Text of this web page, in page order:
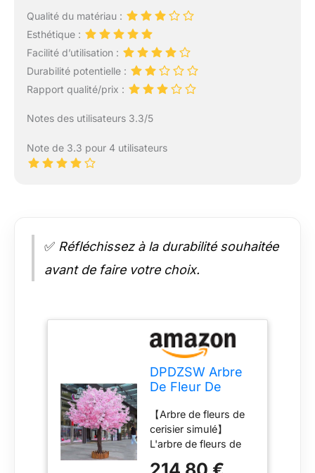
Qualité du matériau :
Esthétique :
Facilité d’utilisation :
Durabilité potentielle :
Rapport qualité/prix :
Notes des utilisateurs 3.3/5
Note de 3.3 pour 4 utilisateurs
✅ Réfléchissez à la durabilité souhaitée
avant de faire votre choix.
DPDZSW Arbre
De Fleur De
Artificiel, Grande
Plante, Fleur De
Soie Sakura
Artificielle Faite à
【Arbre de fleurs de
cerisier simulé】
L'arbre de fleurs de